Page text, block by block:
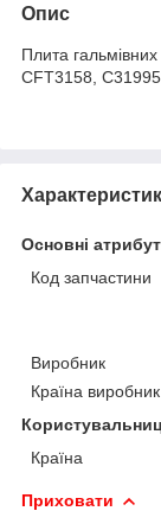
Опис
Плита
CFT3158,
Основні
Код запчастини
Виробник
Країна виробник
Країна
Приховати